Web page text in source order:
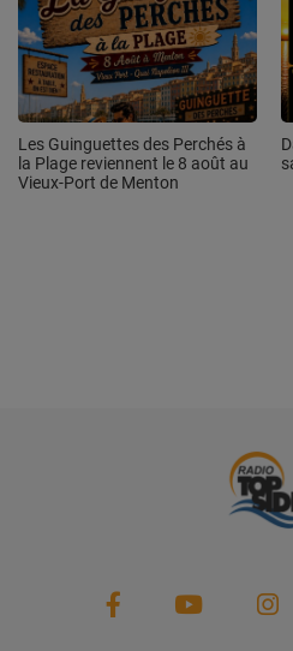
Les Guinguettes des Perchés à
la Plage reviennent le 8 août au
Vieux-Port de Menton